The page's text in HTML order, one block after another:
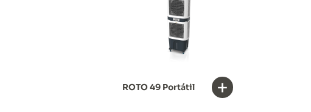
ROTO 49 Portátil +